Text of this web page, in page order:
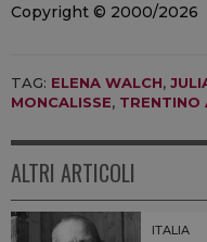
Copyright © 2000/2026
TAG: ELENA WALCH,
MONCALISSE, TRENTINO
ALTRI ARTICOLI
ITALIA